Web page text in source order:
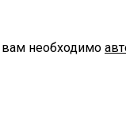
необходимо